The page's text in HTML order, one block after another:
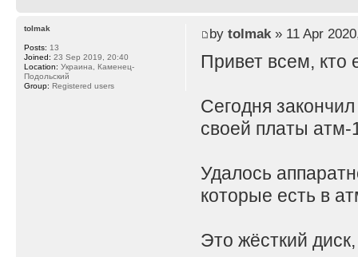
by tolmak» 11 Apr
Привет всем, кто
Сегодня
своей платы
Удалось
которые есть в
Это жёсткий
tolmak
Posts: 13
Joined: 23 Sep 2019, 20:40
Location: Украина, Каменец-
Подольский
Group: Registered users